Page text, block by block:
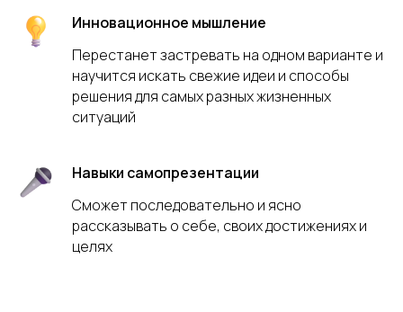
Инновационное мышление
Перестанет застревать на одном варианте и
научится искать свежие идеи и способы
решения для самых разных жизненных
ситуаций
Навыки самопрезентации
Сможет последовательно и ясно
рассказывать о себе, своих достижениях и
целях